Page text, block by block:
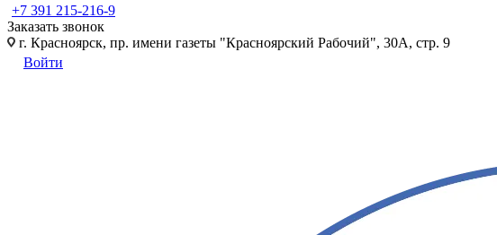
+7 391 215-216-9
Заказать звонок
г. Красноярск, пр. имени газеты "Красноярский Рабочий", 30А, стр. 9
Войти